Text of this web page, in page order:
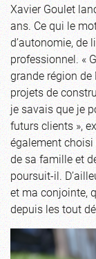
Xavier Goulet
ans. Ce qui le
d’autonomie, de
professionnel. «
grande région de
projets de
je savais que je
futurs clients »,
également choisi
de sa famille et
poursuit-il.
et ma conjointe,
depuis les tout